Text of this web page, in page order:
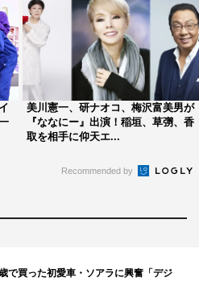
美川憲一、研ナオコ、梅沢富美男が
『ななにー』出演！稲垣、草彅、香
取を相手に仰天エ...
Recommended by
で買った初愛車・ソアラに興奮「デジ